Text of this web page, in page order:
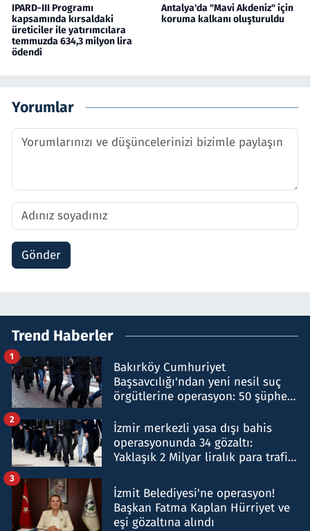
IPARD-III Programı
kapsamında kırsaldaki
üreticiler ile yatırımcılara
temmuzda 634,3 milyon lira
ödendi
Antalya'da "Mavi Akdeniz" için
koruma kalkanı oluşturuldu
Yorumlar
Gönder
Trend Haberler
Bakırköy Cumhuriyet
Başsavcılığı'ndan yeni nesil suç
örgütlerine operasyon: 50 şüpheli
1
İzmir merkezli yasa dışı bahis
operasyonunda 34 gözaltı:
Yaklaşık 2 Milyar liralık para trafiği
2
İzmit Belediyesi'ne operasyon!
Başkan Fatma Kaplan Hürriyet ve
eşi gözaltına alındı
3